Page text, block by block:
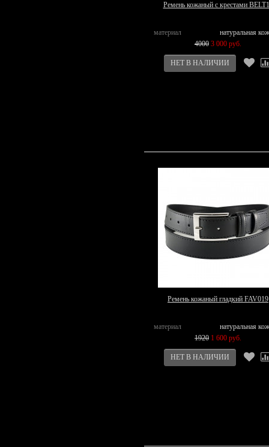
Ремень кожаный с крестами
материал
натуральная
4000 3 000 руб.
Ремень кожаный гладкий FAV019
материал
натуральная
1920 1 600 руб.